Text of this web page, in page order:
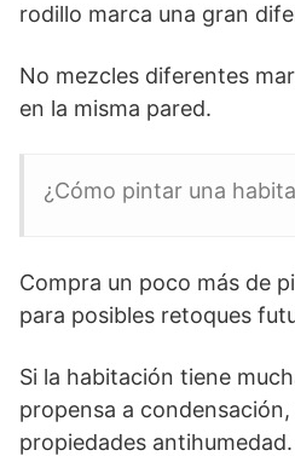
rodillo marca una gran
No mezcles diferentes
en la misma pared.
¿Cómo pintar una
Compra un poco más de
para posibles retoques
Si la habitación tiene
propensa a
propiedades antihumedad.